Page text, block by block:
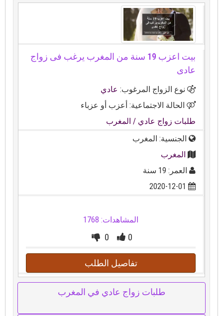
بيت اعزب 19 سنة من المغرب يرغب فى زواج
عادى
نوع الزواج المرغوب:عادي
الحالة الاجتماعية: أعزب أو عزباء
طلبات زواج عادي/ المغرب
الجنسية: المغرب
المغرب
العمر: 19 سنة
2020-12-01
المشاهدات: 1768
0
0
تفاصيل الطلب
طلبات زواج عادي في المغرب